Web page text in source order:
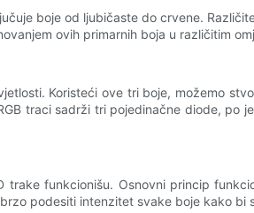
boje od ljubičaste do crvene.
ovih primarnih boja u različitim
Koristeći ove tri boje, možemo
traci sadrži tri pojedinačne diode,
trake funkcionišu. Osnovni princip
podesiti intenzitet svake boje kako bi